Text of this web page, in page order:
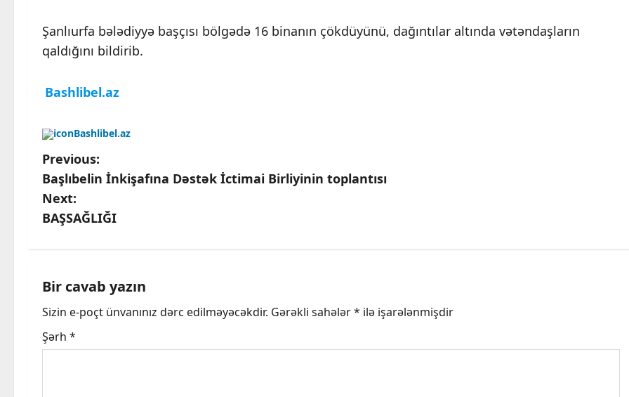
Şanlıurfa bələdiyyə başçısı bölgədə 16 binanın çökdüyünü, dağıntılar altında vətəndaşların
qaldığını bildirib.
Bashlibel.az
Bashlibel.az
P
o
s
n
a
v
Previous:
Başlıbelin İnkişafına Dəstək İctimai Birliyinin toplantısı
Next:
BAŞSAĞLIĞI
Bir cavab yazın
Sizin e-poçt ünvanınız dərc edilməyəcəkdir. Gərəkli sahələr* ilə işarələnmişdir
Şərh *